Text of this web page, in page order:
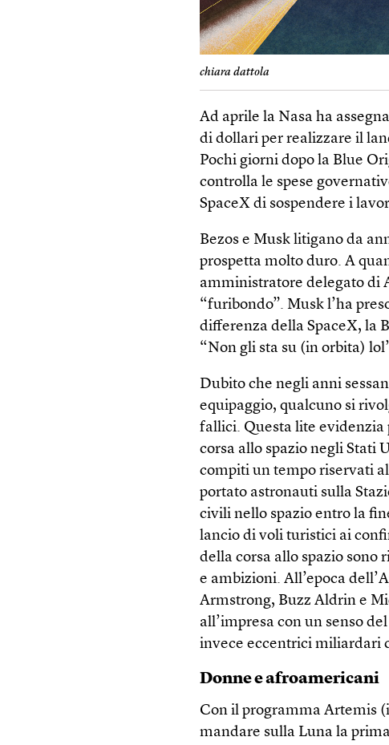
chiara dattola
Ad aprile la Nasa ha
di dollari per realizzare il
Pochi giorni dopo la Blue
controlla le spese
SpaceX di sospendere i
Bezos e Musk litigano da
prospetta molto duro. A
amministratore delegato di
“furibondo”. Musk l’ha
differenza della SpaceX, la
“Non gli sta su (in orbita)
Dubito che negli anni
equipaggio, qualcuno si
fallici. Questa lite evidenzia
corsa allo spazio negli Stati
compiti un tempo riservati
portato astronauti sulla
civili nello spazio entro la
lancio di voli turistici ai
della corsa allo spazio
e ambizioni. All’epoca
Armstrong, Buzz Aldrin e
all’impresa con un senso
invece eccentrici miliardari
Donne e afroamericani
Con il programma Artemis
mandare sulla Luna la